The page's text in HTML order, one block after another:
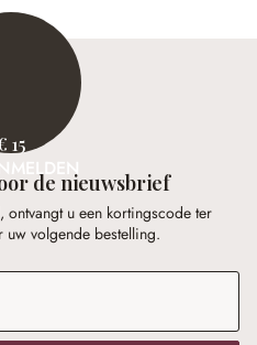
15
de nieuwsbrief
ontvangt u een kortingscode ter
volgende bestelling.